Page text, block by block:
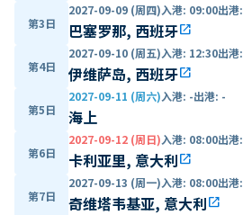
第3日
2027-09-09 (周四)入港: 09:00出港:
巴塞罗那, 西班牙open_in_new
第4日
2027-09-10 (周五)入港: 12:30出港:
伊维萨岛, 西班牙open_in_new
第5日
2027-09-11 (周六)入港: -出港: -
海上
第6日
2027-09-12 (周日)入港: 08:00出港:
卡利亚里, 意大利open_in_new
第7日
2027-09-13 (周一)入港: 08:00出港:
奇维塔韦基亚, 意大利open_in_new